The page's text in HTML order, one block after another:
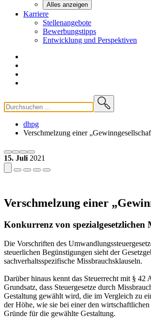
Alles anzeigen
Karriere
Stellenangebote
Bewerbungstipps
Entwicklung und Perspektiven
dhpg
Verschmelzung einer
15. Juli 2021
Verschmelzung einer
Konkurrenz von
Die Vorschriften des
steuerlichen Begünstigungen sieht der
sachverhaltsspezifische Missbrauchsklauseln.
Darüber hinaus kennt das Steuerrecht mit § 42
Grundsatz, dass Steuergesetze durch
Gestaltung gewählt wird, die im Vergleich zu
der Höhe, wie sie bei einer den
Gründe für die gewählte Gestaltung.